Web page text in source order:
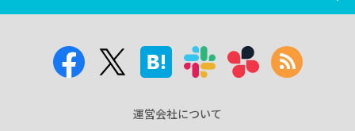
運営会社について